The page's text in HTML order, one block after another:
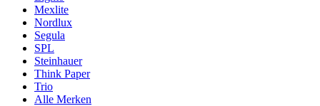
Mexlite
Nordlux
Segula
SPL
Steinhauer
Think Paper
Trio
Alle Merken